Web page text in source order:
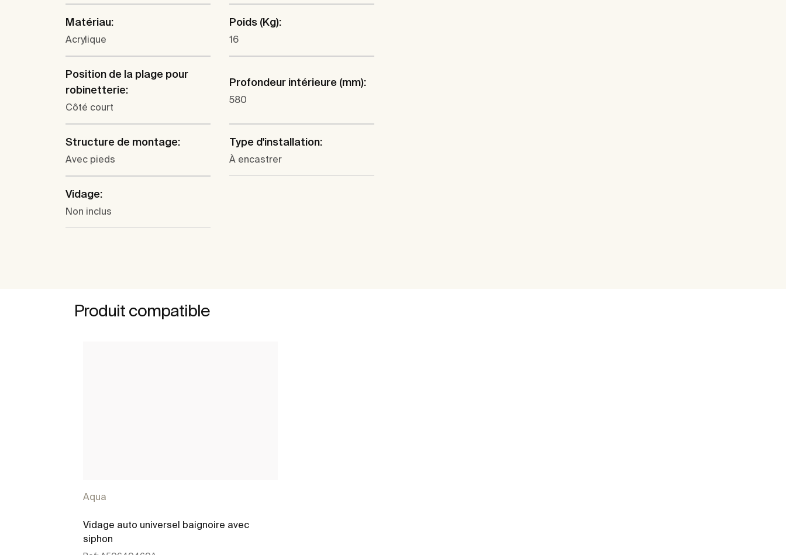
Matériau:
Acrylique
Poids (Kg):
16
Position de la plage pour
robinetterie:
Côté court
Profondeur intérieure (mm):
580
Structure de montage:
Avec pieds
Type d'installation:
À encastrer
Vidage:
Non inclus
Produit compatible
Aqua
Vidage auto universel baignoire avec
siphon